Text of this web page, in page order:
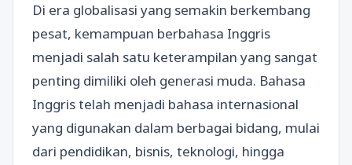
Di era globalisasi yang semakin berkembang
pesat, kemampuan berbahasa Inggris
menjadi salah satu keterampilan yang sangat
penting dimiliki oleh generasi muda. Bahasa
Inggris telah menjadi bahasa internasional
yang digunakan dalam berbagai bidang, mulai
dari pendidikan, bisnis, teknologi, hingga